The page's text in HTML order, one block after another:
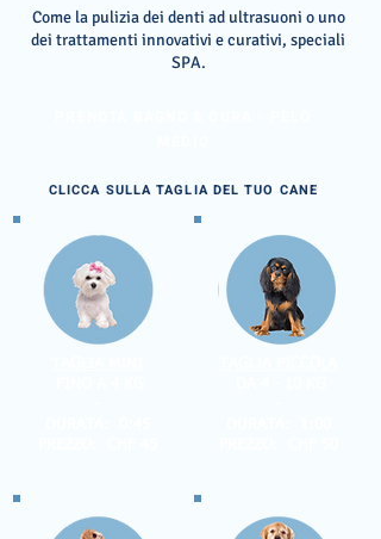
Come la pulizia dei denti ad ultrasuoni o uno
dei trattamenti innovativi e curativi, speciali
SPA.
CLICCA SULLA TAGLIA DEL TUO CANE